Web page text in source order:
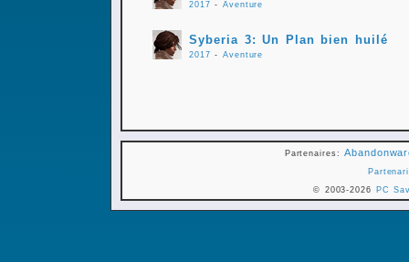
2017 -Aventure
Syberia 3: Un Plan bien huilé
2017 -Aventure
Partenaires:
© 2003-2026
PC